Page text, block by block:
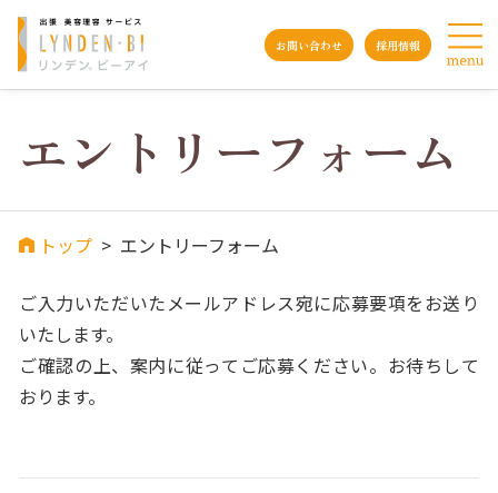
お問い合わせ 採用情報
エントリーフォーム
トップ > エントリーフォーム
ご入力いただいたメールアドレス宛に応募要項をお送り
いたします。
ご確認の上、案内に従ってご応募ください。お待ちして
おります。